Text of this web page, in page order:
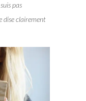
pas
dise clairement